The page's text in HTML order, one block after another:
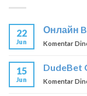
22
Jun
Онлайн
Komentar
15
Jun
DudeBet
Komentar